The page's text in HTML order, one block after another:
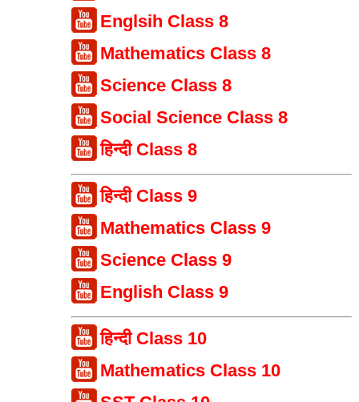
Englsih Class 8
Mathematics Class 8
Science Class 8
Social Science Class 8
हिन्दी Class 8
हिन्दी Class 9
Mathematics Class 9
Science Class 9
English Class 9
हिन्दी Class 10
Mathematics Class 10